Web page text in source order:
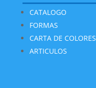
CATALOGO
FORMAS
CARTA DE COLORES
ARTICULOS